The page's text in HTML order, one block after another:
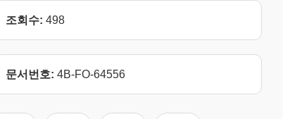
조회수: 498
문서번호: 4B-FO-64556